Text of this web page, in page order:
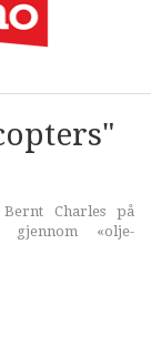
Charles på
gjennom «olje-